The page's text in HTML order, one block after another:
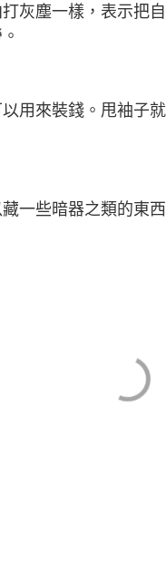
灰塵一樣，表示把
用來裝錢。甩袖子
一些暗器之類的東